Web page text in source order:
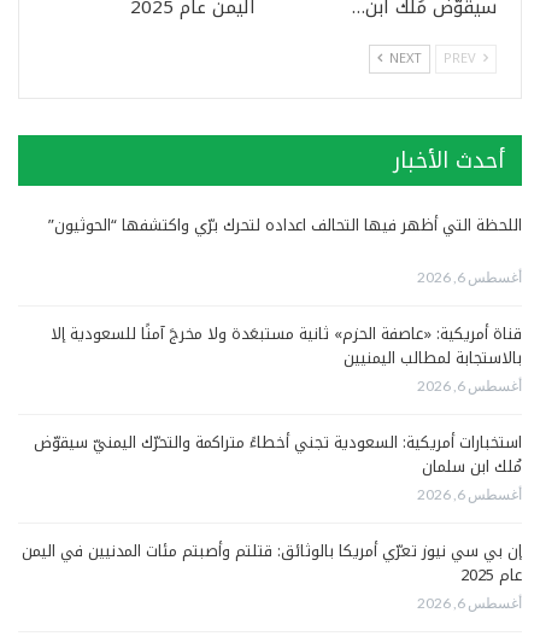
سيقوّض مُلك ابن… اليمن عام 2025
NEXT
أحدث الأخبار
اللحظة التي أظهر فيها التحالف اعداده لتحرك برّي واكتشفها “الحوثيون”
أغسطس 6, 2026
قناة أمريكية: «عاصفة الحزم» ثانية مستبعَدة ولا مخرجَ آمنًا للسعودية إلا
بالاستجابة لمطالب اليمنيين
أغسطس 6, 2026
استخبارات أمريكية: السعودية تجني أخطاءً متراكمة والتحرّك اليمنيّ سيقوّض
مُلك ابن سلمان
أغسطس 6, 2026
إن بي سي نيوز تعرّي أمريكا بالوثائق: قتلتم وأصبتم مئات المدنيين في اليمن
عام 2025
أغسطس 6, 2026